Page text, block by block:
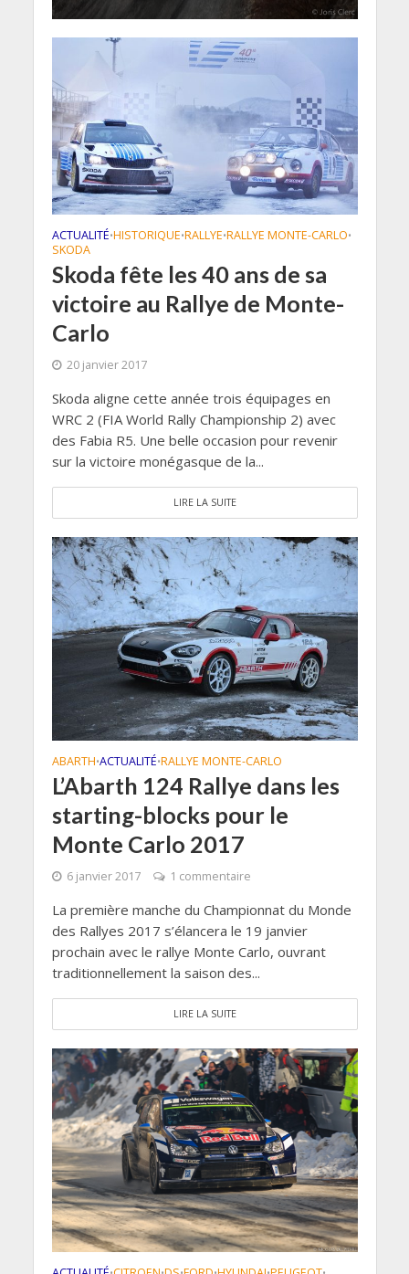
ACTUALITÉ•HISTORIQUE•RALLYE•RALLYE MONTE-CARLO•
SKODA
Skoda fête les 40 ans de sa
victoire au Rallye de Monte-
Carlo
20 janvier 2017
Skoda aligne cette année trois équipages en
WRC 2 (FIA World Rally Championship 2) avec
des Fabia R5. Une belle occasion pour revenir
sur la victoire monégasque de la...
LIRE LA SUITE
ABARTH•ACTUALITÉ•RALLYE MONTE-CARLO
L’Abarth 124 Rallye dans les
starting-blocks pour le
Monte Carlo 2017
6 janvier 2017 1 commentaire
La première manche du Championnat du Monde
des Rallyes 2017 s’élancera le 19 janvier
prochain avec le rallye Monte Carlo, ouvrant
traditionnellement la saison des...
LIRE LA SUITE